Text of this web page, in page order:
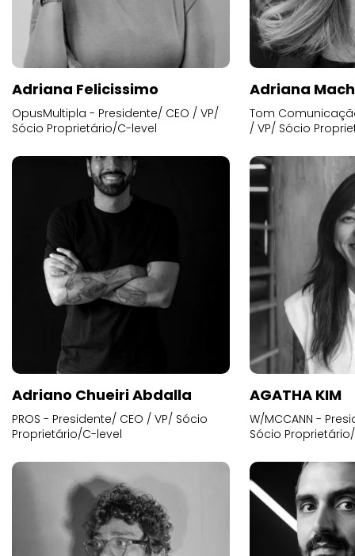
Adriana Felicissimo
OpusMultipla - Presidente/ CEO / VP/
Sócio Proprietário/C-level
Adriana
Tom
/ VP/ Sócio
Adriano Chueiri Abdalla
PROS - Presidente/ CEO / VP/ Sócio
Proprietário/C-level
AGATHA KIM
W/MCCANN -
Sócio